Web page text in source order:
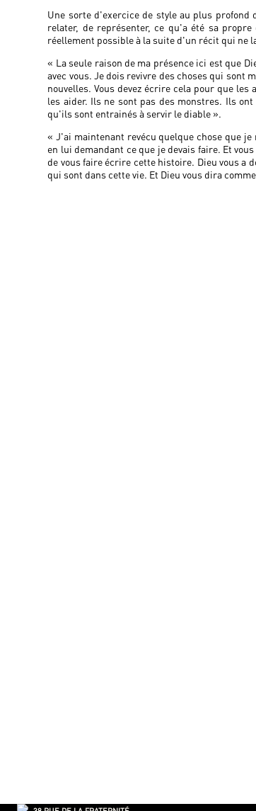
Une sorte d'exercice de style au plus
relater, de représenter, ce qu'a été sa
réellement possible à la suite d'un récit qui ne
« La seule raison de ma présence ici est que
avec vous. Je dois revivre des choses qui sont
nouvelles. Vous devez écrire cela pour que
les aider. Ils ne sont pas des monstres. Ils
qu'ils sont entrainés à servir le diable ».
« J'ai maintenant revécu quelque chose que
en lui demandant ce que je devais faire. Et
de vous faire écrire cette histoire. Dieu vous a
qui sont dans cette vie. Et Dieu vous dira